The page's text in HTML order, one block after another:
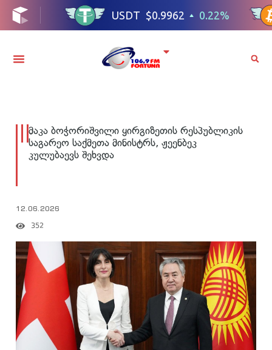
მაკა ბოჭორიშვილი ყირგიზეთის რესპუბლიკის
საგარეო საქმეთა მინისტრს, ჟეენბეკ
კულუბაევს შეხვდა
12.06.2026
352